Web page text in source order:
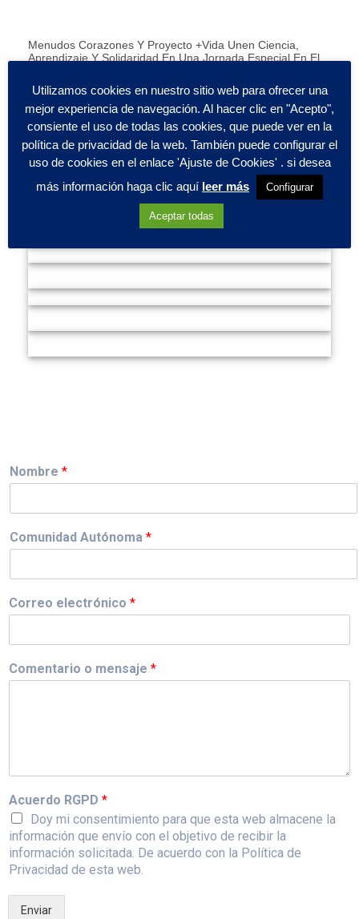
Menudos Corazones Y Proyecto +Vida Unen Ciencia,
Aprendizaje Y Solidaridad En Una Jornada Especial En El
CARDIOPROTEGEMOS TU EVENTO
Nombre *
Comunidad Autónoma *
Correo electrónico *
Comentario o mensaje *
Acuerdo RGPD *
Doy mi consentimiento para que esta web almacene la
información que envío con el objetivo de recibir la
información solicitada. De acuerdo con la Política de
Privacidad de esta web.
Enviar
Utilizamos cookies en nuestro sitio web para ofrecer una
mejor experiencia de navegación. Al hacer clic en "Acepto",
consiente el uso de todas las cookies, que puede ver en la
política de privacidad de la web. También puede configurar el
uso de cookies en el enlace 'Ajuste de Cookies' . si desea
más información haga clic aquí leer más Configurar
Aceptar todas